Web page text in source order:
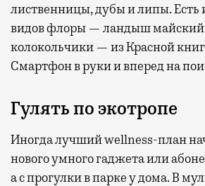
лиственницы, дубы и липы. Есть
видов флоры — ландыш
колокольчики — из Красной
Смартфон в руки и вперед на
Гулять по экотропе
Иногда лучший wellness-план
нового умного гаджета или
а с прогулки в парке у дома. В